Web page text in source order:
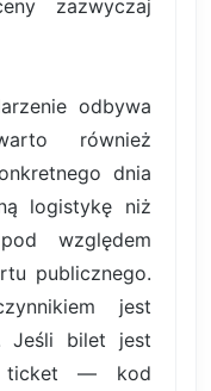
zazwyczaj
odbywa
również
dnia
logistykę niż
względem
publicznego.
jest
Jeśli bilet jest
ticket — kod